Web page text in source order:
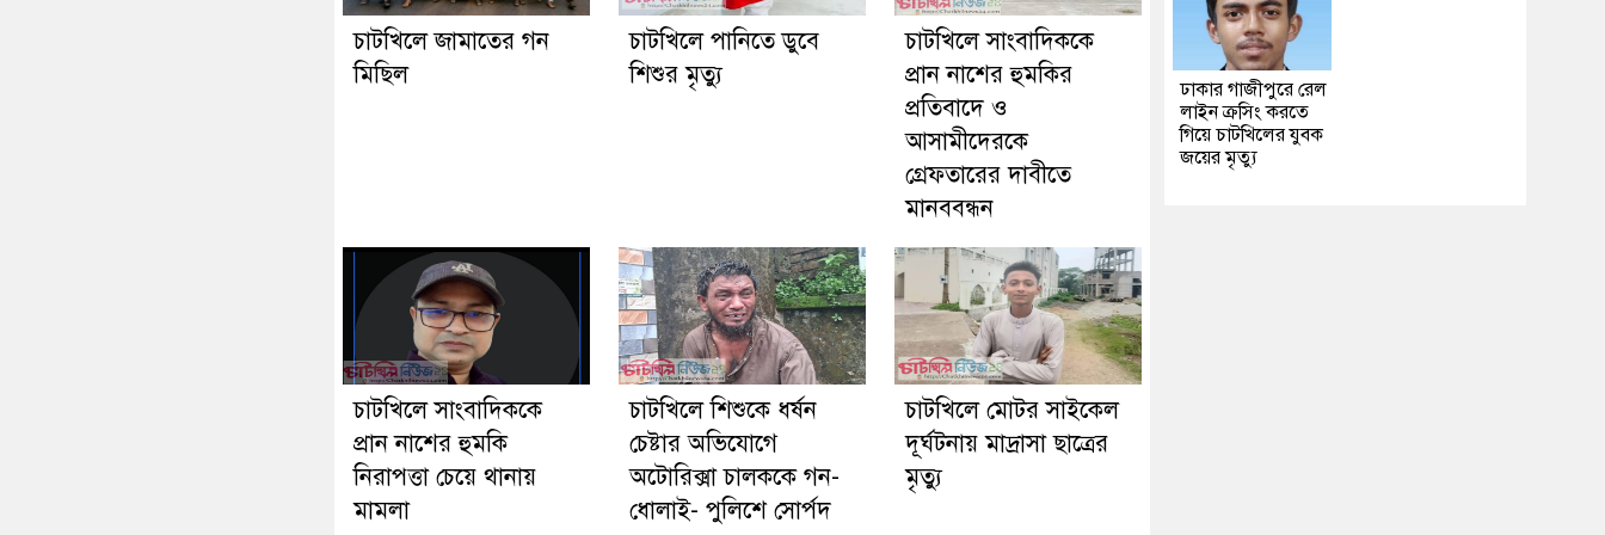
চাটখিলে জামাতের গন
মিছিল
চাটখিলে পানিতে ডুবে
শিশুর মৃত্যু
চাটখিলে সাংবাদিককে
প্রান নাশের হুমকির
প্রতিবাদে ও
আসামীদেরকে
গ্রেফতারের দাবীতে
মানববন্ধন
চাটখিলে সাংবাদিককে
প্রান নাশের হুমকি
নিরাপত্তা চেয়ে থানায়
মামলা
চাটখিলে শিশুকে ধর্ষন
চেষ্টার অভিযোগে
অটোরিক্সা চালককে গন-
ধোলাই- পুলিশে সোর্পদ
চাটখিলে মোটর সাইকেল
দূর্ঘটনায় মাদ্রাসা ছাত্রের
মৃত্যু
ঢাকার গাজীপুরে রেল
লাইন ক্রসিং করতে
গিয়ে চাটখিলের যুবক
জয়ের মৃত্যু